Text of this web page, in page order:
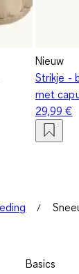
Nieuw
Strikje -
met
29,99 €
Basics